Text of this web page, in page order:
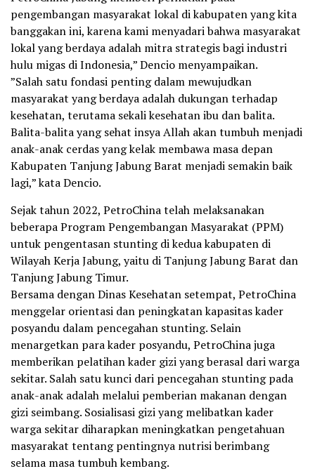
pengembangan masyarakat lokal di kabupaten yang kita
banggakan ini, karena kami menyadari bahwa masyarakat
lokal yang berdaya adalah mitra strategis bagi industri
hulu migas di Indonesia,” Dencio menyampaikan.
”Salah satu fondasi penting dalam mewujudkan
masyarakat yang berdaya adalah dukungan terhadap
kesehatan, terutama sekali kesehatan ibu dan balita.
Balita-balita yang sehat insya Allah akan tumbuh menjadi
anak-anak cerdas yang kelak membawa masa depan
Kabupaten Tanjung Jabung Barat menjadi semakin baik
lagi,” kata Dencio.
Sejak tahun 2022, PetroChina telah melaksanakan
beberapa Program Pengembangan Masyarakat (PPM)
untuk pengentasan stunting di kedua kabupaten di
Wilayah Kerja Jabung, yaitu di Tanjung Jabung Barat dan
Tanjung Jabung Timur.
Bersama dengan Dinas Kesehatan setempat, PetroChina
menggelar orientasi dan peningkatan kapasitas kader
posyandu dalam pencegahan stunting. Selain
menargetkan para kader posyandu, PetroChina juga
memberikan pelatihan kader gizi yang berasal dari warga
sekitar. Salah satu kunci dari pencegahan stunting pada
anak-anak adalah melalui pemberian makanan dengan
gizi seimbang. Sosialisasi gizi yang melibatkan kader
warga sekitar diharapkan meningkatkan pengetahuan
masyarakat tentang pentingnya nutrisi berimbang
selama masa tumbuh kembang.